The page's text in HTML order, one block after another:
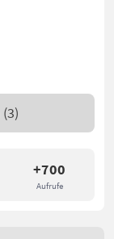
+700
Aufrufe
(3)